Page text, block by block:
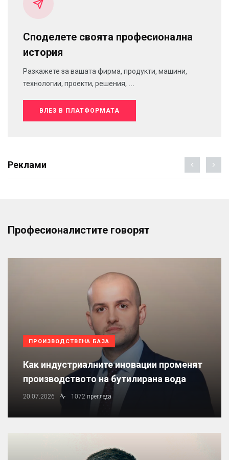
Споделете своята професионална
история
Разкажете за вашата фирма, продукти, машини,
технологии, проекти, решения, ...
ВЛЕЗ В ПЛАТФОРМАТА
Реклами
Професионалистите говорят
ПРОИЗВОДСТВЕНА БАЗА
Как индустриалните иновации променят
производството на бутилирана вода
20.07.2026 1072 прегледа